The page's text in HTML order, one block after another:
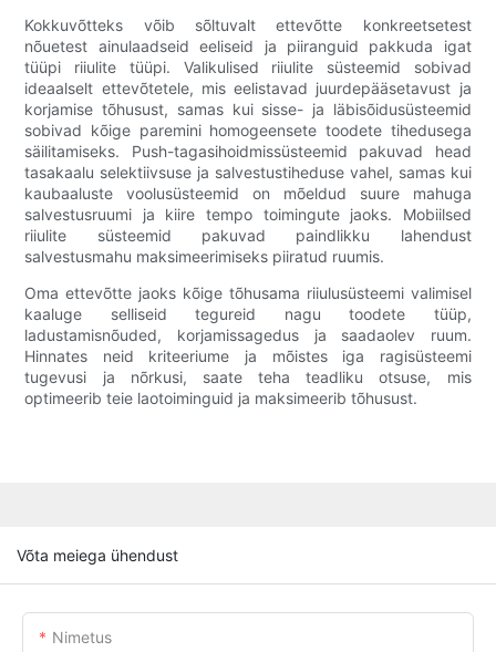
Kokkuvõtteks võib sõltuvalt ettevõtte konkreetsetest
nõuetest ainulaadseid eeliseid ja piiranguid pakkuda igat
tüüpi riiulite tüüpi. Valikulised riiulite süsteemid sobivad
ideaalselt ettevõtetele, mis eelistavad juurdepääsetavust ja
korjamise tõhusust, samas kui sisse- ja läbisõidusüsteemid
sobivad kõige paremini homogeensete toodete tihedusega
säilitamiseks. Push-tagasihoidmissüsteemid pakuvad head
tasakaalu selektiivsuse ja salvestustiheduse vahel, samas kui
kaubaaluste voolusüsteemid on mõeldud suure mahuga
salvestusruumi ja kiire tempo toimingute jaoks. Mobiilsed
riiulite süsteemid pakuvad paindlikku lahendust
salvestusmahu maksimeerimiseks piiratud ruumis.
Oma ettevõtte jaoks kõige tõhusama riiulusüsteemi valimisel
kaaluge selliseid tegureid nagu toodete tüüp,
ladustamisnõuded, korjamissagedus ja saadaolev ruum.
Hinnates neid kriteeriume ja mõistes iga ragisüsteemi
tugevusi ja nõrkusi, saate teha teadliku otsuse, mis
optimeerib teie laotoiminguid ja maksimeerib tõhusust.
Võta meiega ühendust
Nimetus